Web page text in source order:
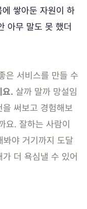
쌓아둔 자원이 하
아무 말도 못 했더
은 서비스를 만들 수
요. 살까 말까 망설임
써보고 경험해보
요. 잘하는 사람이
야 거기까지 도달
더 욕심낼 수 있어